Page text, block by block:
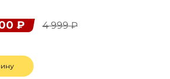
₽ 4 999₽